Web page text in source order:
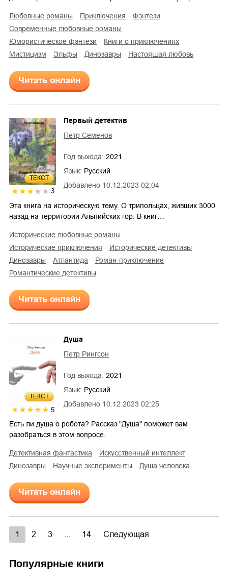
любовные романы приключения
фэнтези
современные любовные романы
юмористическое фэнтези
книги о приключениях
мистицизм
эльфы динозавры настоящая любовь
Читать онлайн
ТЕКСТ
3
Добавлено 10.12.2023 02:04
Первый детектив
Петр Семенов
Год выхода: 2021
Язык: Русский
Эта книга на историческую тему. О трипольцах, живших 3000
назад на территории Альпийских гор. В книг…
исторические любовные романы
исторические приключения
исторические детективы
динозавры
Атлантида
роман-приключение
романтические детективы
Читать онлайн
ТЕКСТ
5
Добавлено 10.12.2023 02:25
Душа
Петр Рингсон
Год выхода: 2021
Язык: Русский
Есть ли душа о робота? Рассказ "Душа" поможет вам
разобраться в этом вопросе.
детективная фантастика
искусственный интеллект
динозавры
научные эксперименты душа человека
Читать онлайн
1 2 3 14 Следующая
Популярные книги